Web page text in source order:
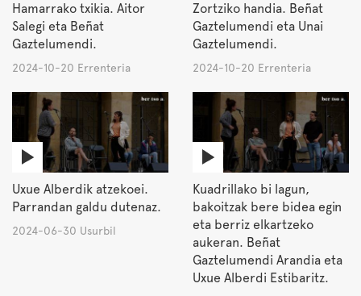
Hamarrako txikia. Aitor
Salegi eta Beñat
Gaztelumendi.
2024-10-20 Errenteria
Zortziko handia. Beñat
Gaztelumendi eta Unai
Gaztelumendi.
2024-10-20 Errenteria
Uxue Alberdik atzekoei.
Parrandan galdu dutenaz.
2024-06-30 Usurbil
Kuadrillako bi lagun,
bakoitzak bere bidea egin
eta berriz elkartzeko
aukeran. Beñat
Gaztelumendi Arandia eta
Uxue Alberdi Estibaritz.